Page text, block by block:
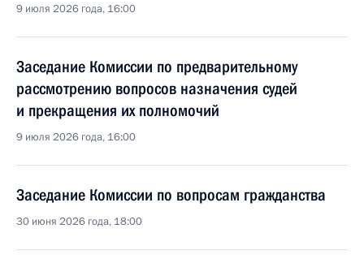
9 июля 2026 года, 16:00
Заседание Комиссии по предварительному
рассмотрению вопросов назначения судей
и прекращения их полномочий
9 июля 2026 года, 16:00
Заседание Комиссии по вопросам гражданства
30 июня 2026 года, 18:00